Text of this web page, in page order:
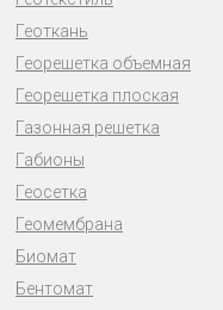
Геоткань
Георешетка объемная
Георешетка плоская
Газонная решетка
Габионы
Геосетка
Геомембрана
Биомат
Бентомат